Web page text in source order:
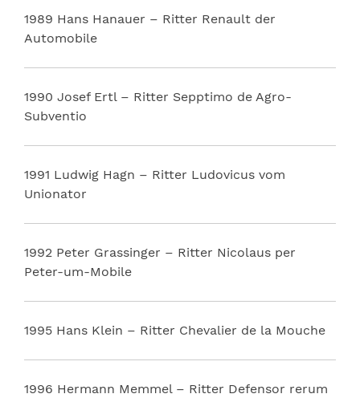
1989 Hans Hanauer – Ritter Renault der
Automobile
1990 Josef Ertl – Ritter Sepptimo de Agro-
Subventio
1991 Ludwig Hagn – Ritter Ludovicus vom
Unionator
1992 Peter Grassinger – Ritter Nicolaus per
Peter-um-Mobile
1995 Hans Klein – Ritter Chevalier de la Mouche
1996 Hermann Memmel – Ritter Defensor rerum